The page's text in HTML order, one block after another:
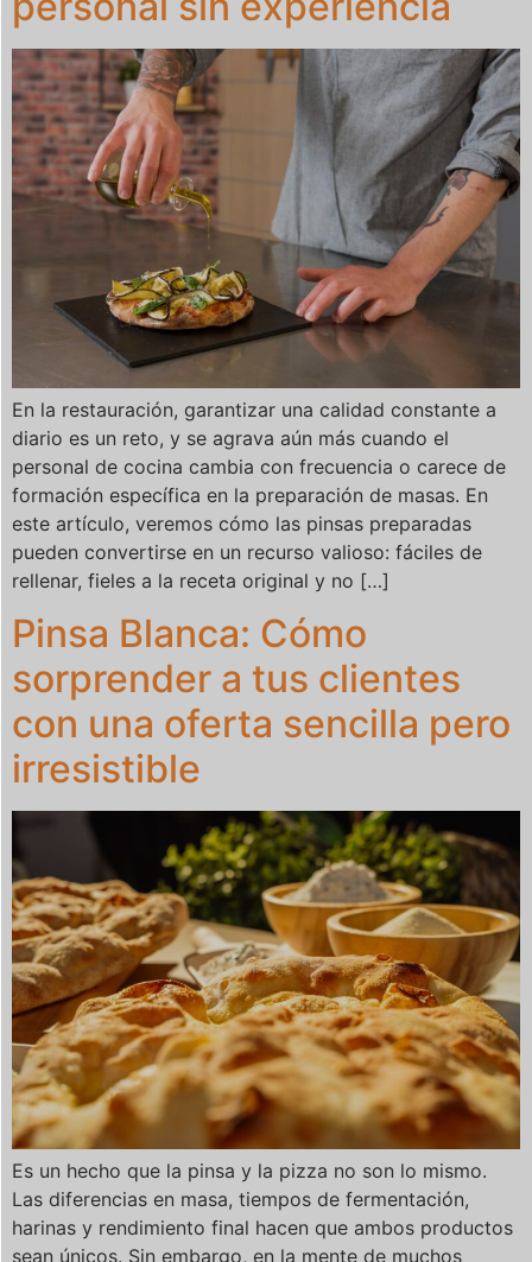
En la restauración, garantizar una calidad constante a
diario es un reto, y se agrava aún más cuando el
personal de cocina cambia con frecuencia o carece de
formación específica en la preparación de masas. En
este artículo, veremos cómo las pinsas preparadas
pueden convertirse en un recurso valioso: fáciles de
rellenar, fieles a la receta original y no […]
Pinsa Blanca: Cómo
sorprender a tus clientes
con una oferta sencilla pero
irresistible
Es un hecho que la pinsa y la pizza no son lo mismo.
Las diferencias en masa, tiempos de fermentación,
harinas y rendimiento final hacen que ambos productos
sean únicos. Sin embargo, en la mente de muchos